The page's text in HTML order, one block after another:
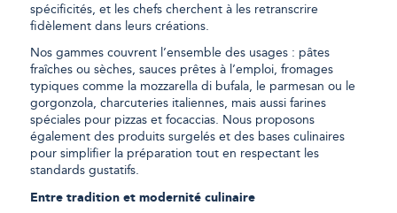
spécificités, et les chefs cherchent à les retranscrire
fidèlement dans leurs créations.
Nos gammes couvrent l’ensemble des usages : pâtes
fraîches ou sèches, sauces prêtes à l’emploi, fromages
typiques comme la mozzarella di bufala, le parmesan ou le
gorgonzola, charcuteries italiennes, mais aussi farines
spéciales pour pizzas et focaccias. Nous proposons
également des produits surgelés et des bases culinaires
pour simplifier la préparation tout en respectant les
standards gustatifs.
Entre tradition et modernité culinaire